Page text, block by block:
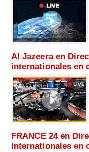
Al Jazeera en
internationales en
FRANCE 24 en
internationales en